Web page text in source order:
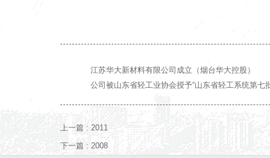
江苏华大新材料有限公司成立（烟台华大控股）
公司被山东省轻工业协会授予“山东省轻工系统第七
上一篇 : 2011
下一篇 : 2008